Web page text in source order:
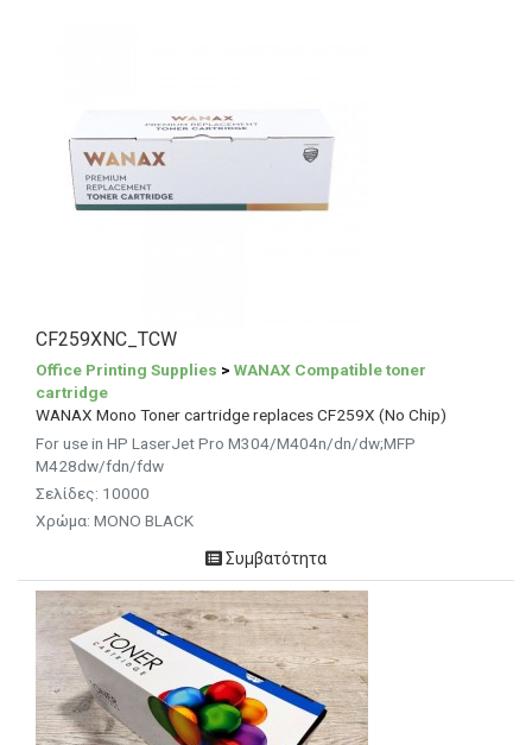
CF259XNC_TCW
Office Printing Supplies > WANAX Compatible toner
cartridge
WANAX Mono Toner cartridge replaces CF259X (No Chip)
For use in HP LaserJet Pro M304/M404n/dn/dw;MFP
M428dw/fdn/fdw
Σελίδες: 10000
Χρώμα: MONO BLACK
Συμβατότητα